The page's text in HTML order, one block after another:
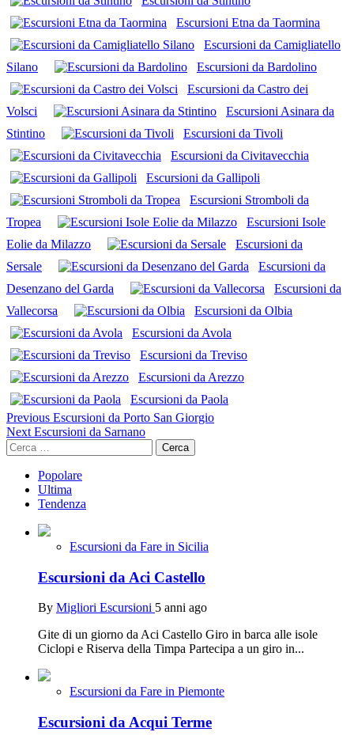
Escursioni Etna da Taormina
Escursioni da Camigliatello
Silano
Escursioni da Bardolino
Escursioni da Castro dei
Volsci
Escursioni Asinara da
Stintino
Escursioni da Tivoli
Escursioni da Civitavecchia
Escursioni da Gallipoli
Escursioni Stromboli da
Tropea
Escursioni Isole
Eolie da Milazzo
Escursioni da
Sersale
Escursioni da
Desenzano del Garda
Escursioni da
Vallecorsa
Escursioni da Olbia
Escursioni da Avola
Escursioni da Treviso
Escursioni da Arezzo
Escursioni da Paola
Continue
Reading
Previous Escursioni da Porto San Giorgio
Next Escursioni da Sarnano
Ricerca
per:
Popolare
Ultima
Tendenza
Escursioni da Fare in Sicilia
Escursioni da Aci Castello
By Migliori Escursioni 5 anni ago
Gite di un giorno da Aci Castello Giro in barca alle isole
Ciclopi e Riserva della Timpa Partecipa a un giro in...
Escursioni da Fare in Piemonte
Escursioni da Acqui Terme